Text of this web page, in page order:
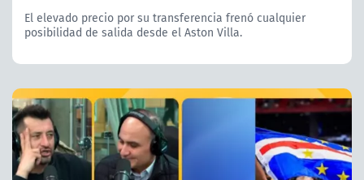
El elevado precio por su transferencia frenó cualquier
posibilidad de salida desde el Aston Villa.